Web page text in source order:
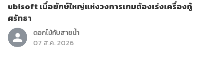
ubisoft เมื่อยักษ์ใหญ่แห่งวงการเกมต้องเร่งเครื่องกู้
ศรัทธา
ดอกไม้กับสายน้ำ
07 ส.ค. 2026